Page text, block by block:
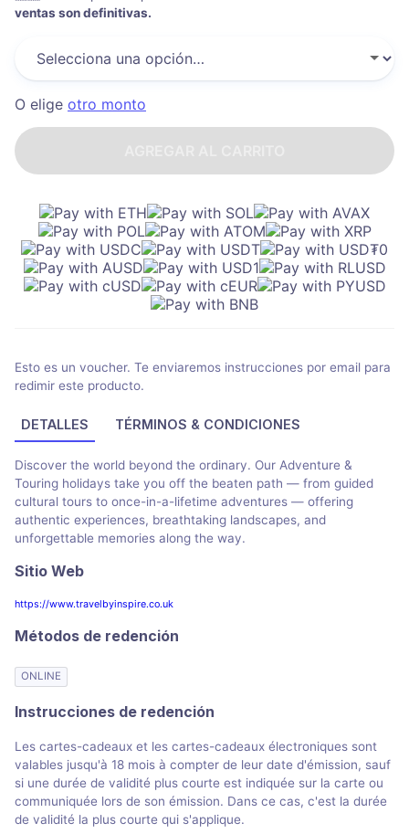
ventas son definitivas.
O elige otro monto
Esto es un voucher. Te enviaremos instrucciones por email para
redimir este producto.
DETALLES TÉRMINOS & CONDICIONES
Discover the world beyond the ordinary. Our Adventure &
Touring holidays take you off the beaten path — from guided
cultural tours to once-in-a-lifetime adventures — offering
authentic experiences, breathtaking landscapes, and
unforgettable memories along the way.
Sitio Web
https://www.travelbyinspire.co.uk
Métodos de redención
ONLINE
Instrucciones de redención
Les cartes-cadeaux et les cartes-cadeaux électroniques sont
valables jusqu'à 18 mois à compter de leur date d'émission, sauf
si une durée de validité plus courte est indiquée sur la carte ou
communiquée lors de son émission. Dans ce cas, c'est la durée
de validité la plus courte qui s'applique.